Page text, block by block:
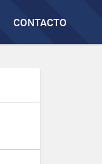
CONTACTO